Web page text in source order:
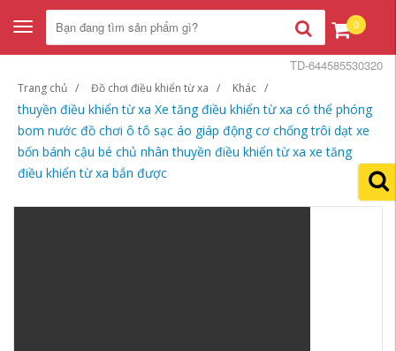
Toggle
navigation
0
Trang chủ Đồ chơi điều khiển từ xa Khác
thuyền điều khiển từ xa Xe tăng điều khiển từ xa có thể phóng
bom nước đồ chơi ô tô sạc áo giáp động cơ chống trôi dạt xe
bốn bánh cậu bé chủ nhân thuyền điều khiển từ xa xe tăng
điều khiển từ xa bắn được
TD-644585530320